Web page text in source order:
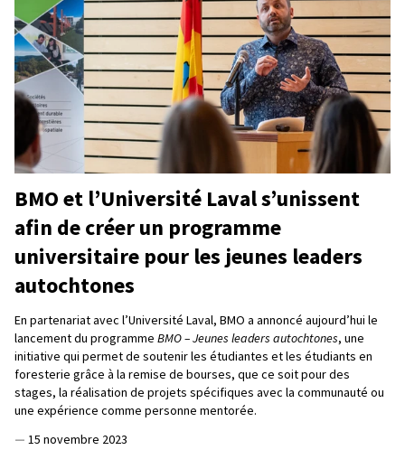
BMO et l’Université Laval s’unissent
afin de créer un programme
universitaire pour les jeunes leaders
autochtones
En partenariat avec l’Université Laval, BMO a annoncé aujourd’hui le
lancement du programme BMO – Jeunes leaders autochtones, une
initiative qui permet de soutenir les étudiantes et les étudiants en
foresterie grâce à la remise de bourses, que ce soit pour des
stages, la réalisation de projets spécifiques avec la communauté ou
une expérience comme personne mentorée.
— 15 novembre 2023